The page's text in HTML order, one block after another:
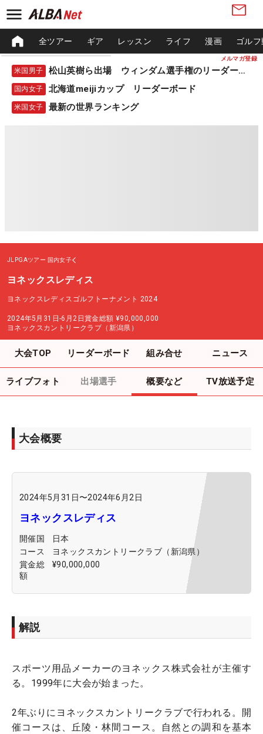
メルマガ登録
全ツアー ギア レッスン ライフ 漫画 ゴル
米国男子 松山英樹ら出場 ウィンダム選手権のリーダーボード
国内女子 北海道meijiカップ リーダーボード
米国女子 最新の世界ランキング
JLPGAツアー 国内女子
ヨネックスレディス
ヨネックスレディスゴルフトーナメント 2024
2024年5月31日-6月2日賞金総額 ¥90,000,000
ヨネックスカントリークラブ（新潟県）
大会TOP リーダーボード 組み合せ ニュース
ライブフォト 出場選手 概要など TV放送予定
大会概要
2024年5月31日〜2024年6月2日
ヨネックスレディス
開催国
日本
コース
ヨネックスカントリークラブ（新潟県）
賞金総
額
¥90,000,000
解説
スポーツ用品メーカーのヨネックス株式会社が主催す
る。1999年に大会が始まった。
2年ぶりにヨネックスカントリークラブで行われる。開
催コースは、丘陵・林間コース。自然との調和を基本